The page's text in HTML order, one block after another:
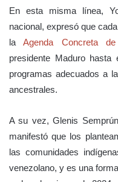
En esta misma línea,
nacional, expresó que
laAgenda Concreta
presidente Maduro
programas adecuados a
ancestrales.
A su vez, Glenis
manifestó que los
las comunidades
venezolano, y es una